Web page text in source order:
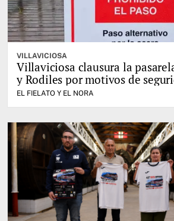
VILLAVICIOSA
Villaviciosa clausura la
y Rodiles por motivos de
EL FIELATO Y EL NORA